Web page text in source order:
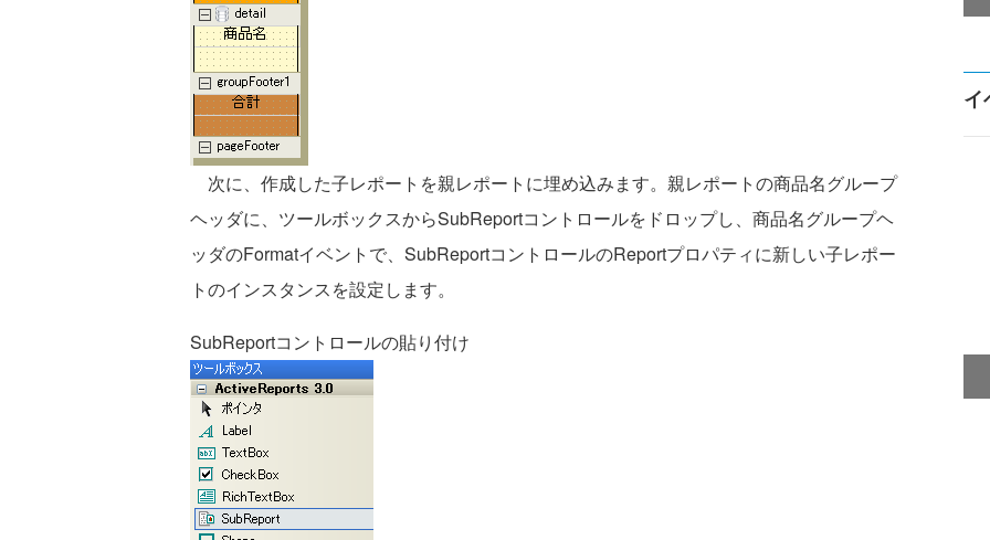
次に、作成した子レポートを親レポートに埋め込みます。親レポートの商品名グループ
ヘッダに、ツールボックスからSubReportコントロールをドロップし、商品名グループヘ
ッダのFormatイベントで、SubReportコントロールのReportプロパティに新しい子レポー
トのインスタンスを設定します。
SubReportコントロールの貼り付け
イ